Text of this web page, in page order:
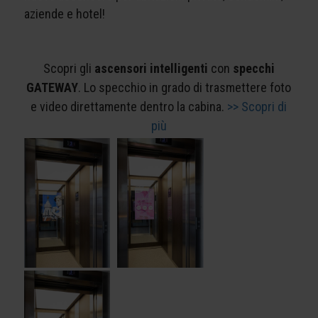
aziende e hotel!
Scopri gli ascensori intelligenti con specchi
GATEWAY. Lo specchio in grado di trasmettere foto
e video direttamente dentro la cabina. >> Scopri di
più